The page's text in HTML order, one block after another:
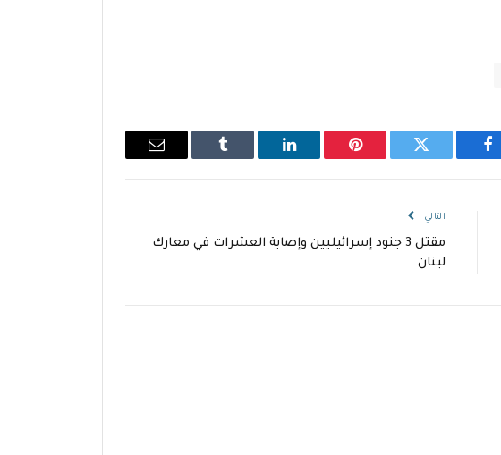
فيسبوك تويتر بينتيريستلينكدإن Tumblr
البريد
التالي
مقتل 3 جنود إسرائيليين وإصابة العشرات في معارك
لبنان